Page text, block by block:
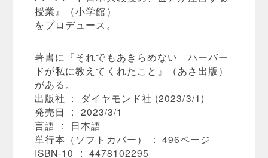
授業』（小学館）
をプロデュース。
著書に『それでもあきらめない ハーバー
ドが私に教えてくれたこと』（あさ出版）
がある。
出版社 ‏ : ‎ ダイヤモンド社 (2023/3/1)
発売日 ‏ : ‎ 2023/3/1
言語 ‏ : ‎ 日本語
単行本（ソフトカバー） ‏ : ‎ 496ページ
ISBN-10 ‏ : ‎ 4478102295